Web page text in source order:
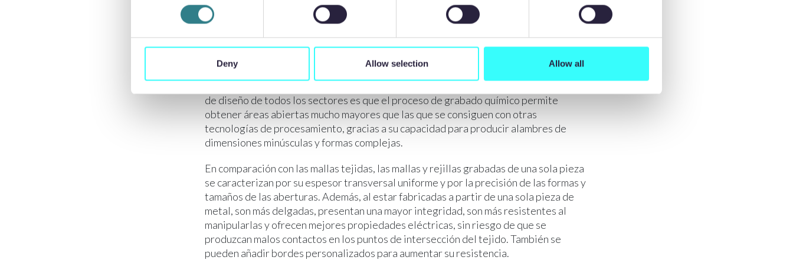
Deny Allow selection Allow all
Se pueden incorporar características especiales y formas de abertura en una sola
malla sin que ello suponga un aumento de los costes. Se pueden incorporar barras de
distintos tamaños y diferentes índices de área abierta para controlar los caudales a
través de la malla; además, un aspecto que resulta muy atractivo para los ingenieros
de diseño de todos los sectores es que el proceso de grabado químico permite
obtener áreas abiertas mucho mayores que las que se consiguen con otras
tecnologías de procesamiento, gracias a su capacidad para producir alambres de
dimensiones minúsculas y formas complejas.
En comparación con las mallas tejidas, las mallas y rejillas grabadas de una sola pieza
se caracterizan por su espesor transversal uniforme y por la precisión de las formas y
tamaños de las aberturas. Además, al estar fabricadas a partir de una sola pieza de
metal, son más delgadas, presentan una mayor integridad, son más resistentes al
manipularlas y ofrecen mejores propiedades eléctricas, sin riesgo de que se
produzcan malos contactos en los puntos de intersección del tejido. También se
pueden añadir bordes personalizados para aumentar su resistencia.